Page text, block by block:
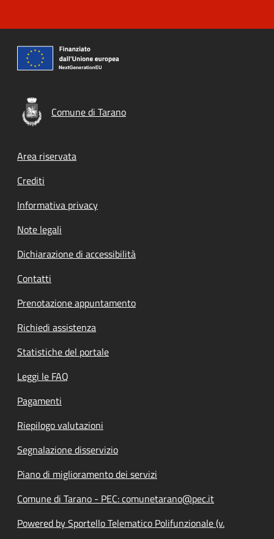
Comune di Tarano
Footer menu
Area riservata
Crediti
Informativa privacy
Note legali
Dichiarazione di accessibilità
Contatti
Prenotazione appuntamento
Richiedi assistenza
Statistiche del portale
Leggi le FAQ
Pagamenti
Riepilogo valutazioni
Segnalazione disservizio
Piano di miglioramento dei servizi
Comune di Tarano - PEC: comunetarano@pec.it
Powered by Sportello Telematico Polifunzionale (v.